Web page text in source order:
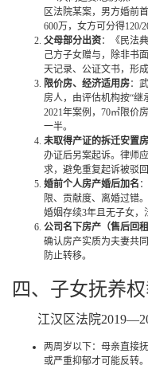
区法院某案，男方婚前
600万，女方可分得120/
父母部分出资：《民法
己方子女赠与，除非书
天记录、公证文书，形
限价房、经济适用房：
房人，由评估机构按“继
2021年案例，70㎡限价
一半。
未取得产证的拆迁安置房
办证后另案起诉。律师
求，避免重复起诉被驳回
婚前个人房产婚后加名
限、贡献度、离婚过错
婚姻存续3年且无子女，
公司名下房产（售后回租
确认房产实质为夫妻共
防止转移。
四、子女抚养
江汉区法院
两周岁以下：母亲直接
或严重抑郁才可能反转。